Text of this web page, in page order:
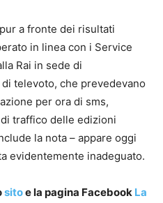
a fronte dei risultati
in linea con i Service
Rai in sede di
televoto, che prevedevano
per ora di sms,
traffico delle edizioni
la nota – appare oggi
evidentemente inadeguato.
sitoe la pagina Facebook La